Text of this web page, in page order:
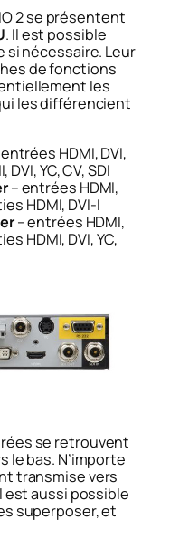
2 se présentent
. Il est possible
si nécessaire. Leur
de fonctions
les
les différencient
HDMI, DVI,
DVI, YC, CV, SDI
– entrées HDMI,
HDMI, DVI-I
– entrées HDMI,
HDMI, DVI, YC,
se retrouvent
le bas. N’importe
transmise vers
est aussi possible
superposer, et